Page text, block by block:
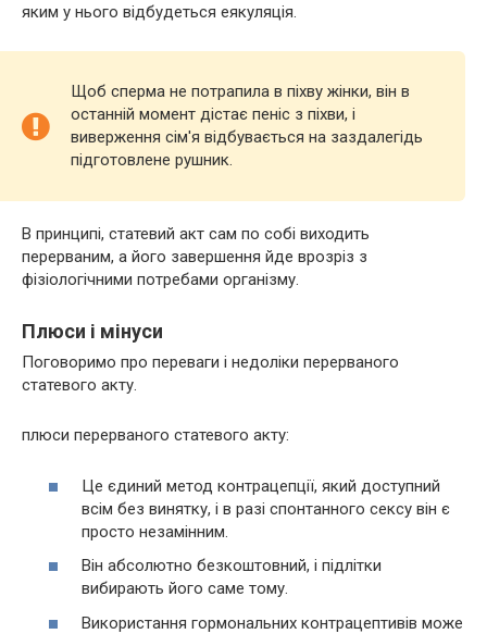
яким у нього відбудеться еякуляція.
Щоб сперма не потрапила в піхву жінки, він в
останній момент дістає пеніс з піхви, і
виверження сім'я відбувається на заздалегідь
підготовлене рушник.
В принципі, статевий акт сам по собі виходить
перерваним, а його завершення йде врозріз з
фізіологічними потребами організму.
Плюси і мінуси
Поговоримо про переваги і недоліки перерваного
статевого акту.
плюси перерваного статевого акту:
Це єдиний метод контрацепції, який доступний
всім без винятку, і в разі спонтанного сексу він є
просто незамінним.
Він абсолютно безкоштовний, і підлітки
вибирають його саме тому.
Використання гормональних контрацептивів може